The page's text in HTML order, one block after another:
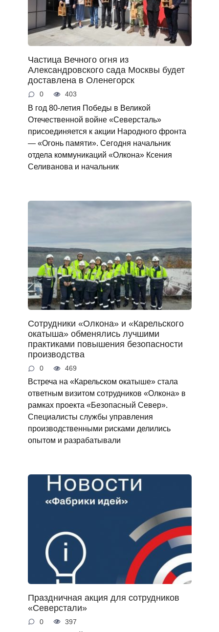
Частица Вечного огня из
Александровского сада Москвы будет
доставлена в Оленегорск
0 403
В год 80-летия Победы в Великой
Отечественной войне «Северсталь»
присоединяется к акции Народного фронта
— «Огонь памяти». Сегодня начальник
отдела коммуникаций «Олкона» Ксения
Селиванова и начальник
Сотрудники «Олкона» и «Карельского
окатыша» обменялись лучшими
практиками повышения безопасности
производства
0 469
Встреча на «Карельском окатыше» стала
ответным визитом сотрудников «Олкона» в
рамках проекта «Безопасный Север».
Специалисты службы управления
производственными рисками делились
опытом и разрабатывали
Праздничная акция для сотрудников
«Северстали»
0 397